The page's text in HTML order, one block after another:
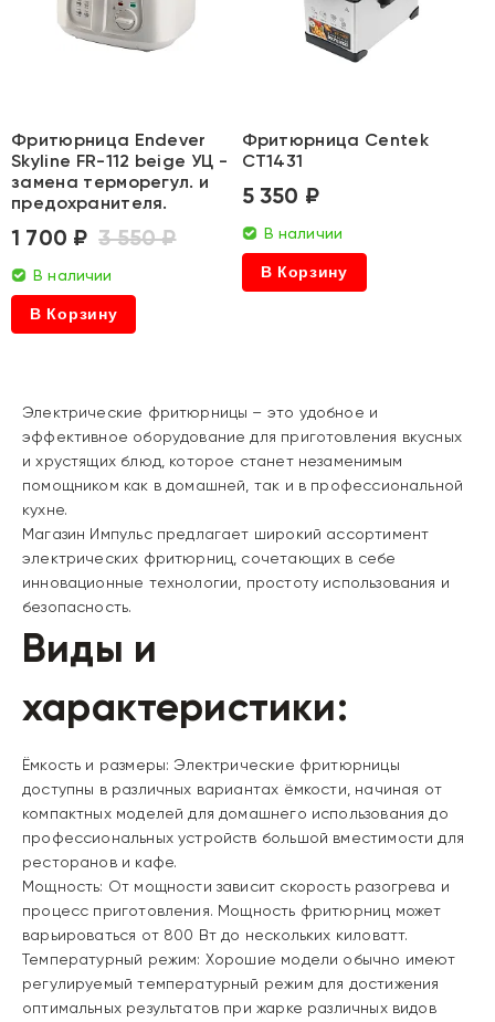
Фритюрница Endever
Skyline FR-112 beige УЦ -
замена терморегул. и
предохранителя.
1 700 ₽ 3 550 ₽
В наличии
В Корзину
Фритюрница Centek
CT1431
5 350 ₽
В наличии
В Корзину
Электрические фритюрницы – это удобное и
эффективное оборудование для приготовления вкусных
и хрустящих блюд, которое станет незаменимым
помощником как в домашней, так и в профессиональной
кухне.
Магазин Импульс предлагает широкий ассортимент
электрических фритюрниц, сочетающих в себе
инновационные технологии, простоту использования и
безопасность.
Виды и
характеристики:
Ёмкость и размеры: Электрические фритюрницы
доступны в различных вариантах ёмкости, начиная от
компактных моделей для домашнего использования до
профессиональных устройств большой вместимости для
ресторанов и кафе.
Мощность: От мощности зависит скорость разогрева и
процесс приготовления. Мощность фритюрниц может
варьироваться от 800 Вт до нескольких киловатт.
Температурный режим: Хорошие модели обычно имеют
регулируемый температурный режим для достижения
оптимальных результатов при жарке различных видов